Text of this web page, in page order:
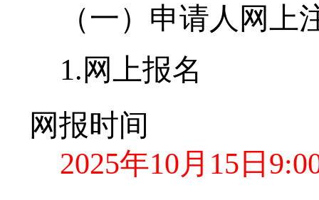
（一）申请人网
1.网上报名
网报时间
2025年10月 15 日 9